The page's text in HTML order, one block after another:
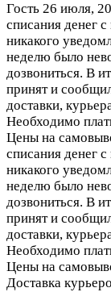
Гость 26 июля,
списания денег
никакого
неделю было
дозвониться. В
принят и
доставки,
Необходимо
Цены на
списания денег
никакого
неделю было
дозвониться. В
принят и
доставки,
Необходимо
Цены на
Доставка